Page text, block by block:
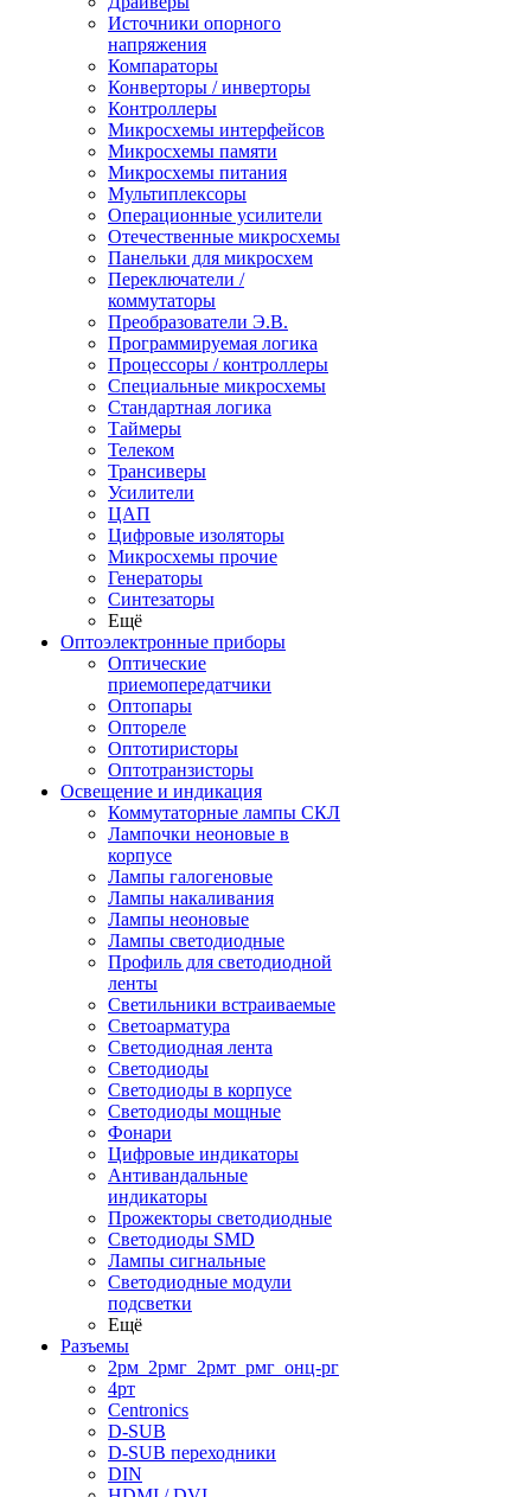
Источники опорного
напряжения
Компараторы
Конверторы / инверторы
Контроллеры
Микросхемы интерфейсов
Микросхемы памяти
Микросхемы питания
Мультиплексоры
Операционные усилители
Отечественные микросхемы
Панельки для микросхем
Переключатели /
коммутаторы
Преобразователи Э.В.
Программируемая логика
Процессоры / контроллеры
Специальные микросхемы
Стандартная логика
Таймеры
Телеком
Трансиверы
Усилители
ЦАП
Цифровые изоляторы
Микросхемы прочие
Генераторы
Синтезаторы
Ещё
Оптоэлектронные приборы
Оптические
приемопередатчики
Оптопары
Оптореле
Оптотиристоры
Оптотранзисторы
Освещение и индикация
Коммутаторные лампы СКЛ
Лампочки неоновые в
корпусе
Лампы галогеновые
Лампы накаливания
Лампы неоновые
Лампы светодиодные
Профиль для светодиодной
ленты
Светильники встраиваемые
Светоарматура
Светодиодная лента
Светодиоды
Светодиоды в корпусе
Светодиоды мощные
Фонари
Цифровые индикаторы
Антивандальные
индикаторы
Прожекторы светодиодные
Светодиоды SMD
Лампы сигнальные
Светодиодные модули
подсветки
Ещё
Разъемы
2рм_2рмг_2рмт_рмг_онц-рг
4рт
Centronics
D-SUB
D-SUB переходники
DIN